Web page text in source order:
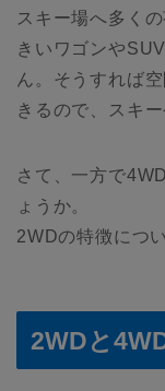
スキー場へ多く
きいワゴンや
ん。そうすれば
きるので、スキ
さて、一方で
ょうか。
2WDの特徴につ
2WDと